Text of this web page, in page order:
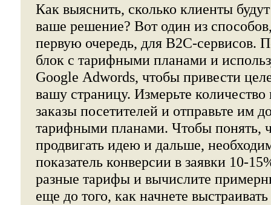
Как выяснить, сколько клиенты будут
ваше решение? Вот один из
первую очередь, для B2C-сервисов.
блок с тарифными планами и
Google Adwords, чтобы привести
вашу страницу. Измерьте
заказы посетителей и отправьте им
тарифными планами. Чтобы понять,
продвигать идею и дальше,
показатель конверсии в заявки 10-
разные тарифы и вычислите
еще до того, как начнете